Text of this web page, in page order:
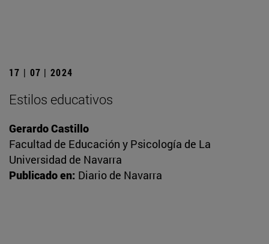
17 | 07 | 2024
Estilos educativos
Gerardo Castillo
Facultad de Educación y Psicología de La
Universidad de Navarra
Publicado en: Diario de Navarra